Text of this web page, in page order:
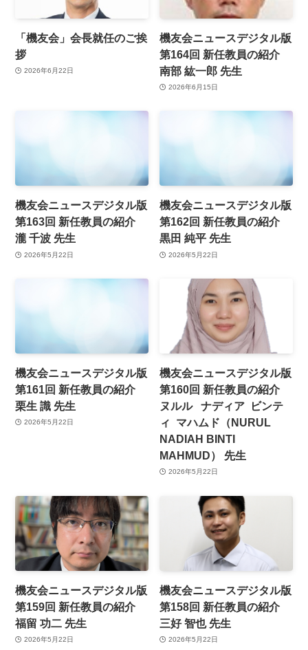
「機友会」会長就任のご挨
拶
2026年6月22日
機友会ニュースデジタル版
第164回 新任教員の紹介
南部 紘一郎 先生
2026年6月15日
機友会ニュースデジタル版
第163回 新任教員の紹介
瀧 千波 先生
2026年5月22日
機友会ニュースデジタル版
第162回 新任教員の紹介
黒田 純平 先生
2026年5月22日
機友会ニュースデジタル版
第161回 新任教員の紹介
栗生 識 先生
2026年5月22日
機友会ニュースデジタル版
第160回 新任教員の紹介
ヌルル ナディア ビンテ
ィ マハムド（NURUL
NADIAH BINTI
MAHMUD） 先生
2026年5月22日
機友会ニュースデジタル版
第159回 新任教員の紹介
福留 功二 先生
2026年5月22日
機友会ニュースデジタル版
第158回 新任教員の紹介
三好 智也 先生
2026年5月22日